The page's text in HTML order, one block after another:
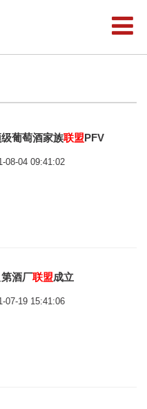
葡萄酒家族联盟PFV
08-04 09:41:02
酒厂联盟成立
07-19 15:41:06